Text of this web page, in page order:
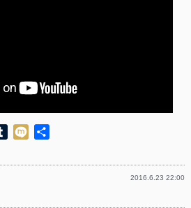
Tumblr
Mixi
2016.6.23 22:00